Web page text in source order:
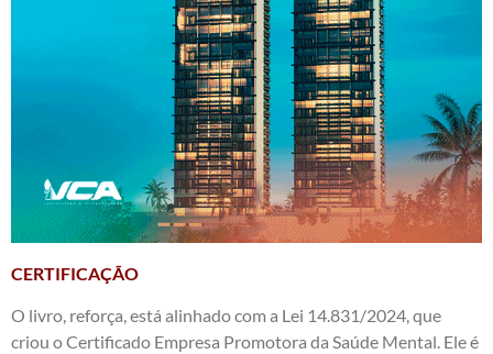
CERTIFICAÇÃO
O livro, reforça, está alinhado com a Lei 14.831/2024, que
criou o Certificado Empresa Promotora da Saúde Mental. Ele é